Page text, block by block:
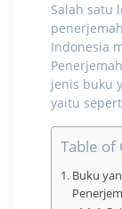
Salah satu
Indonesia
jenis buku
yaitu
Table of
Buku